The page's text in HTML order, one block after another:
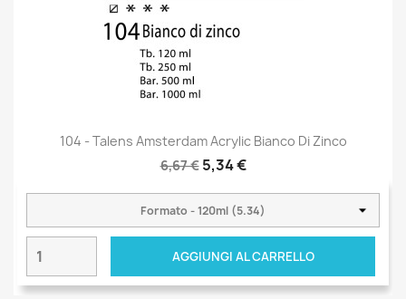
104 - Talens Amsterdam Acrylic Bianco Di Zinco
6,67 € 5,34 €
AGGIUNGI AL CARRELLO